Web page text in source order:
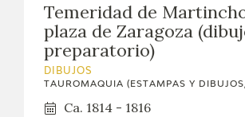
Temeridad de
plaza de Zaragoza
preparatorio)
DIBUJOS
TAUROMAQUIA (ESTAMPAS Y
Ca. 1814 - 1816